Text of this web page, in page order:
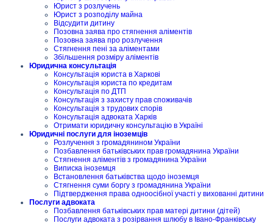
Юрист з розлучень
Юрист з розподілу майна
Відсудити дитину
Позовна заява про стягнення аліментів
Позовна заява про розлучення
Стягнення пені за аліментами
Збільшення розміру аліментів
Юридична консультація
Консультація юриста в Харкові
Консультація юриста по кредитам
Консультація по ДТП
Консультація з захисту прав споживачів
Консультація з трудових спорів
Консультація адвоката Харків
Отримати юридичну консультацію в Україні
Юридичні послуги для іноземців
Розлучення з громадянином України
Позбавлення батьківських прав громадянина України
Стягнення аліментів з громадянина України
Виписка іноземця
Встановлення батьківства щодо іноземця
Стягнення суми боргу з громадянина України
Підтвердження права одноосібної участі у вихованні дитини
Послуги адвоката
Позбавлення батьківських прав матері дитини (дітей)
Послуги адвоката з розірвання шлюбу в Івано-Франківську